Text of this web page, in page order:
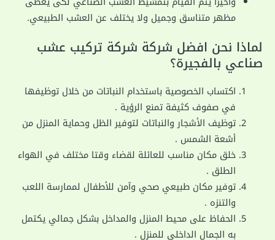
مظهر متناسق وجميل ولا يختلف عن العشب الطبيعي.
لماذا نحن افضل شركة شركة تركيب عشب
صناعي بالفجيرة؟
اكتساب الخصوصية باستخدام النباتات من خلال توظيفها
في صفوف كثيفة تمنع الرؤية .
توظيف الأشجار والنباتات لتوفير الظل وحماية المنزل من
أشعة الشمس .
خلق مكان مناسب للعائلة لقضاء وقتا مختلف في الهواء
الطلق .
توفير مكان طبيعي صحي وآمن للأطفال لممارسة اللعب
والتنزه .
الحفاظ على محيط المنزل والمداخل بشكل جمالي يكتمل
به الجمال الداخلي للمنزل .